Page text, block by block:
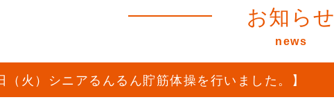
お知らせ
news
（火）シニアるんるん貯筋体操を行いました。】